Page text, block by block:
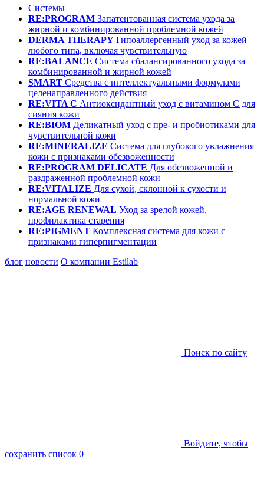
Системы
RE:PROGRAM Запатентованная система ухода за
жирной и комбинированной проблемной кожей
DERMA THERAPY Гипоаллергенный уход за кожей
любого типа, включая чувствительную
RE:BALANCE Система сбалансированного ухода за
комбинированной и жирной кожей
SMART Средства с интеллектуальными формулами
целенаправленного действия
RE:VITA C Антиоксидантный уход с витамином С для
сияния кожи
RE:BIOM Деликатный уход с пре- и пробиотиками для
чувствительной кожи
RE:MINERALIZE Система для глубокого увлажнения
кожи с признаками обезвоженности
RE:PROGRAM DELICATE Для обезвоженной и
раздраженной проблемной кожи
RE:VITALIZE Для сухой, склонной к сухости и
нормальной кожи
RE:AGE RENEWAL Уход за зрелой кожей,
профилактика старения
RE:PIGMENT Комплексная система для кожи с
признаками гиперпигментации
блог новости О компании Estilab
Поиск по сайту
Войдите, чтобы
сохранить список 0